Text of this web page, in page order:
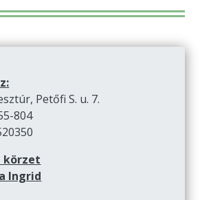
Petőfi S. u. 7.
804
körzet
Ingrid